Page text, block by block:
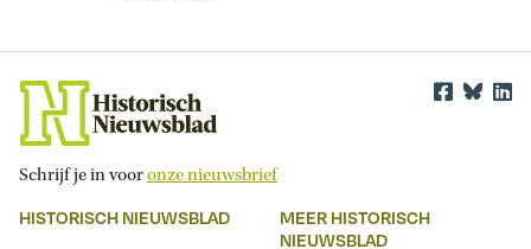
Schrijf je in vooronze nieuwsbrief
HISTORISCH NIEUWSBLAD
MEER HISTORISCH
NIEUWSBLAD